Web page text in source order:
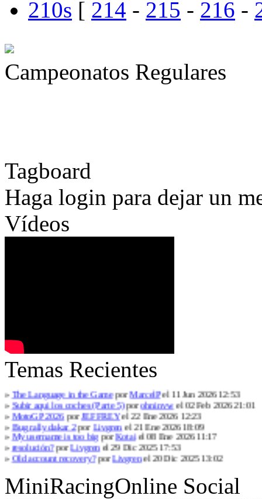
210s [ 214 - 215 - 216 -
Campeonatos Regulares
Tagboard
Haga login para dejar un
Vídeos
Temas Recientes
» Subir aqui los coches (Parte 5)porohninvwel 02 Feb 2026 21:01
» MotoGP 2026porJEFFREYel 22 Ene 2026 12:23
» Bug rally dakar 2porLivgrenel 21 Ene 2026 18:09
» My username is too bigporKotaiel 08 Ene 2026 11:17
» resolución?porLivgren el 29 Dic 2025 17:53
»Old account recovery?porLivgrenel 20 Dic 2025 13:02
MiniRacingOnline Social